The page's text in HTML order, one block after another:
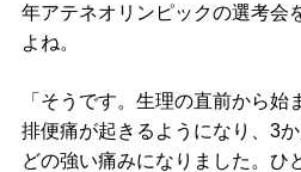
年アテネオリンピックの選考会
よね。
「そうです。生理の直前から
排便痛が起きるようになり、3
どの強い痛みになりました。ひ